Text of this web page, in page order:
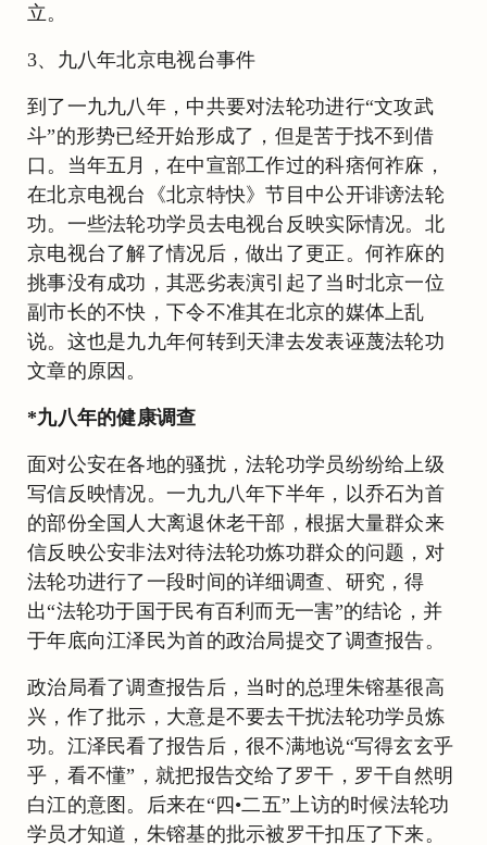
立。
3、九八年北京电视台事件
到了一九九八年，中共要对法轮功进行“文攻武
斗”的形势已经开始形成了，但是苦于找不到借
口。当年五月，在中宣部工作过的科痞何祚庥，
在北京电视台《北京特快》节目中公开诽谤法轮
功。一些法轮功学员去电视台反映实际情况。北
京电视台了解了情况后，做出了更正。何祚庥的
挑事没有成功，其恶劣表演引起了当时北京一位
副市长的不快，下令不准其在北京的媒体上乱
说。这也是九九年何转到天津去发表诬蔑法轮功
文章的原因。
*九八年的健康调查
面对公安在各地的骚扰，法轮功学员纷纷给上级
写信反映情况。一九九八年下半年，以乔石为首
的部份全国人大离退休老干部，根据大量群众来
信反映公安非法对待法轮功炼功群众的问题，对
法轮功进行了一段时间的详细调查、研究，得
出“法轮功于国于民有百利而无一害”的结论，并
于年底向江泽民为首的政治局提交了调查报告。
政治局看了调查报告后，当时的总理朱镕基很高
兴，作了批示，大意是不要去干扰法轮功学员炼
功。江泽民看了报告后，很不满地说“写得玄玄乎
乎，看不懂”，就把报告交给了罗干，罗干自然明
白江的意图。后来在“四•二五”上访的时候法轮功
学员才知道，朱镕基的批示被罗干扣压了下来。